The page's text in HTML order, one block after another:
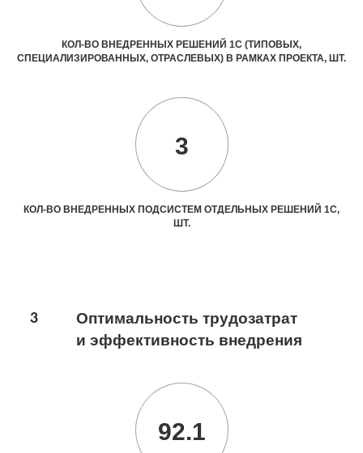
КОЛ-ВО ВНЕДРЕННЫХ РЕШЕНИЙ 1С (ТИПОВЫХ,
СПЕЦИАЛИЗИРОВАННЫХ, ОТРАСЛЕВЫХ) В РАМКАХ ПРОЕКТА, ШТ.
3
КОЛ-ВО ВНЕДРЕННЫХ ПОДСИСТЕМ ОТДЕЛЬНЫХ РЕШЕНИЙ 1С,
ШТ.
3
Оптимальность трудозатрат
и эффективность внедрения
92.1